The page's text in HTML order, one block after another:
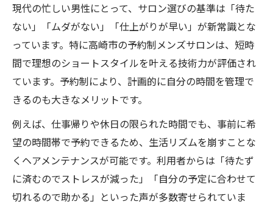
忙しい男性に最適なカットの頼み方
予約制サロンの便利な利用方法まとめ
現代の忙しい男性にとって、サロン選びの基準は「待た
ない」「ムダがない」「仕上がりが早い」が新常識とな
っています。特に高崎市の予約制メンズサロンは、短時
間で理想のショートスタイルを叶える技術力が評価され
ています。予約制により、計画的に自分の時間を管理で
きるのも大きなメリットです。
例えば、仕事帰りや休日の限られた時間でも、事前に希
望の時間帯で予約できるため、生活リズムを崩すことな
くヘアメンテナンスが可能です。利用者からは「待たず
に済むのでストレスが減った」「自分の予定に合わせて
切れるので助かる」といった声が多数寄せられていま